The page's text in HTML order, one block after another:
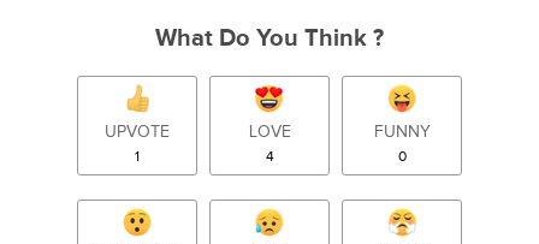
What Do You Think ?
UPVOTE
1
LOVE
4
FUNNY
0